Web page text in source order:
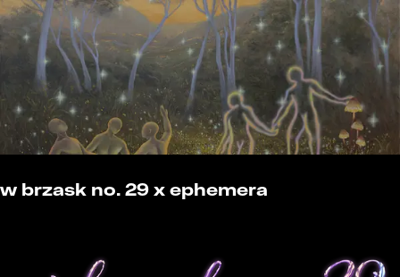
w brzask no. 29 x ephemera